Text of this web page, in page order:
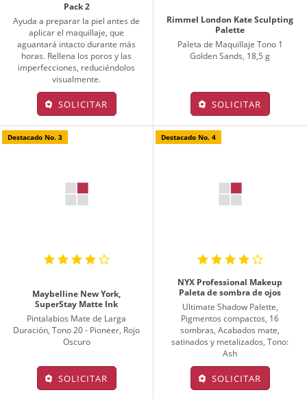
Pack 2
Ayuda a preparar la piel antes de
aplicar el maquillaje, que
aguantará intacto durante más
horas. Rellena los poros y las
imperfecciones, reduciéndolos
visualmente.
SOLICITAR
Rimmel London Kate Sculpting
Palette
Paleta de Maquillaje Tono 1
Golden Sands, 18,5 g
SOLICITAR
Destacado No. 3
Maybelline New York,
SuperStay Matte Ink
Pintalabios Mate de Larga
Duración, Tono 20 - Pioneer, Rojo
Oscuro
SOLICITAR
Destacado No. 4
NYX Professional Makeup
Paleta de sombra de ojos
Ultimate Shadow Palette,
Pigmentos compactos, 16
sombras, Acabados mate,
satinados y metalizados, Tono:
Ash
SOLICITAR